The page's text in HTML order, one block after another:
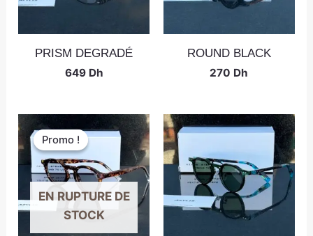
PRISM DEGRADÉ
649 Dh
ROUND BLACK
270 Dh
Promo !
EN RUPTURE DE
STOCK
Promo !